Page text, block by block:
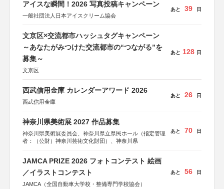
アイスな瞬間！2026 写真投稿キャンペーン
一般社団法人日本アイスクリーム協会
あと 39 日
文京区×交流都市ハッシュタグキャンペーン
～あなたがみつけた交流都市の“つながる”を
募集～
文京区
あと 128 日
西武信用金庫 カレンダーアワード 2026
西武信用金庫
あと 26 日
神奈川県美術展 2027 作品募集
神奈川県美術展委員会、神奈川県立県民ホール（指定管理
者：（公財）神奈川芸術文化財団）、神奈川県
あと 70 日
JAMCA PRIZE 2026 フォトコンテスト 絵画
／イラストコンテスト
JAMCA（全国自動車大学校・整備専門学校協会）
あと 56 日